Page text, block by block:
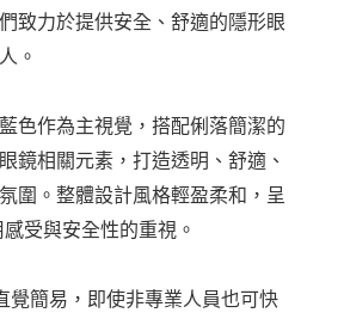
致力於提供安全、舒適的隱形眼
。
色作為主視覺，搭配俐落簡潔的
鏡相關元素，打造透明、舒適、
圍。整體設計風格輕盈柔和，呈
受與安全性的重視。
覺簡易，即使非專業人員也可快